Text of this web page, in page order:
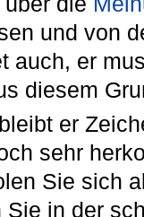
und von
auch, er
diesem
er
sehr
Sie sich
Sie in der